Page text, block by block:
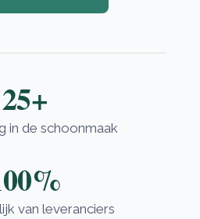
25+
in de schoonmaak
van leveranciers